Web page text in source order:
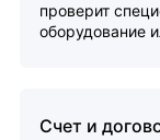
проверит
оборудование
Счет и